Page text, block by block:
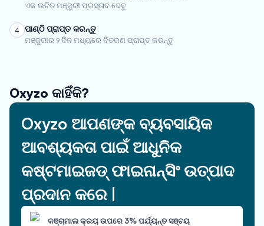
ଏକ ଉଚିତ ମଞ୍ଜୁରୀ ପ୍ରସ୍ତାବ ଦେବୁ
4 ପାଣ୍ଠି ପ୍ରାପ୍ତ କରନ୍ତୁ
ମଞ୍ଜୁରୀର ୨ ଦିନ ମଧ୍ୟରେ ବିତରଣ ପ୍ରାପ୍ତ କରନ୍ତୁ
Oxyzo କାହିଁକି?
Oxyzo ଆପଣଙ୍କ ବ୍ୟବସାୟିକ
ଆବଶ୍ୟକତା ପାଇଁ ଆଧୁନିକ
କଷ୍ଟମାଇଜଡ୍ ଫାଇନାନ୍ସିଂ ଉତ୍ପାଦ
ପ୍ରଦାନ କରେ |
କଞ୍ଚାମାଲ କ୍ରୟ ଉପରେ 3% ପର୍ଯ୍ୟନ୍ତ ସଞ୍ଚୟ